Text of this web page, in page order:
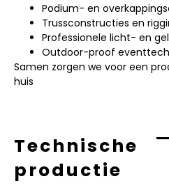
Podium- en
Trussconstructies en
Professionele licht- en
Outdoor-proof
Samen zorgen we voor een
huis
Technische
productie